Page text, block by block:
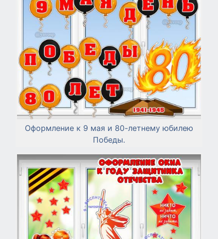
Оформление к 9 мая и 80-летнему юбилею
Победы.